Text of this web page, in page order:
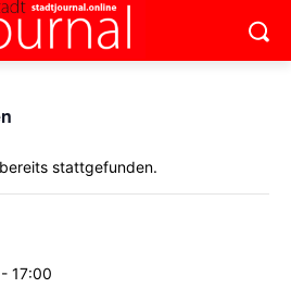
stattgefunden.
- 17:00